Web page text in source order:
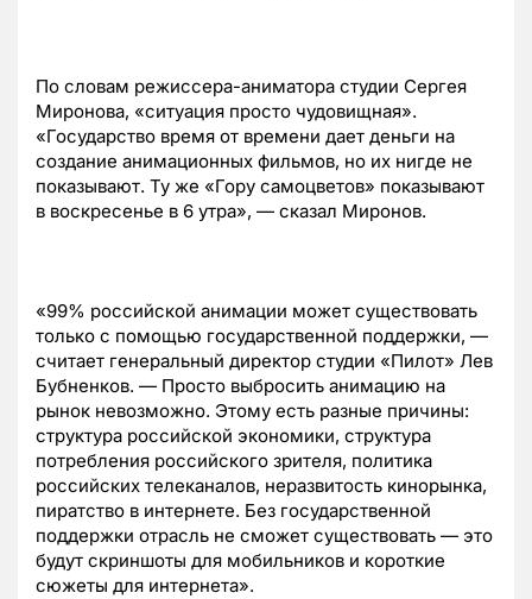
По словам режиссера-аниматора студии Сергея
Миронова, «ситуация просто чудовищная».
«Государство время от времени дает деньги на
создание анимационных фильмов, но их нигде не
показывают. Ту же «Гору самоцветов» показывают
в воскресенье в 6 утра», — сказал Миронов.
«99% российской анимации может существовать
только с помощью государственной поддержки, —
считает генеральный директор студии «Пилот» Лев
Бубненков. — Просто выбросить анимацию на
рынок невозможно. Этому есть разные причины:
структура российской экономики, структура
потребления российского зрителя, политика
российских телеканалов, неразвитость кинорынка,
пиратство в интернете. Без государственной
поддержки отрасль не сможет существовать — это
будут скриншоты для мобильников и короткие
сюжеты для интернета».